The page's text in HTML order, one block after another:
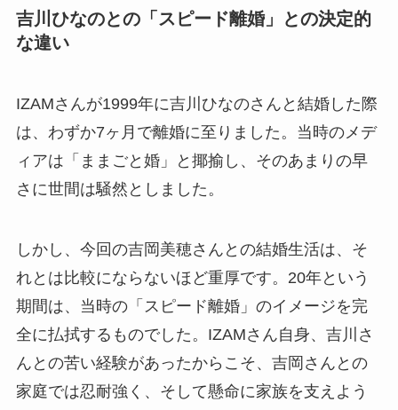
吉川ひなのとの「スピード離婚」との決定的
な違い
IZAMさんが1999年に吉川ひなのさんと結婚した際
は、わずか7ヶ月で離婚に至りました。当時のメデ
ィアは「ままごと婚」と揶揄し、そのあまりの早
さに世間は騒然としました。
しかし、今回の吉岡美穂さんとの結婚生活は、そ
れとは比較にならないほど重厚です。20年という
期間は、当時の「スピード離婚」のイメージを完
全に払拭するものでした。IZAMさん自身、吉川さ
んとの苦い経験があったからこそ、吉岡さんとの
家庭では忍耐強く、そして懸命に家族を支えよう